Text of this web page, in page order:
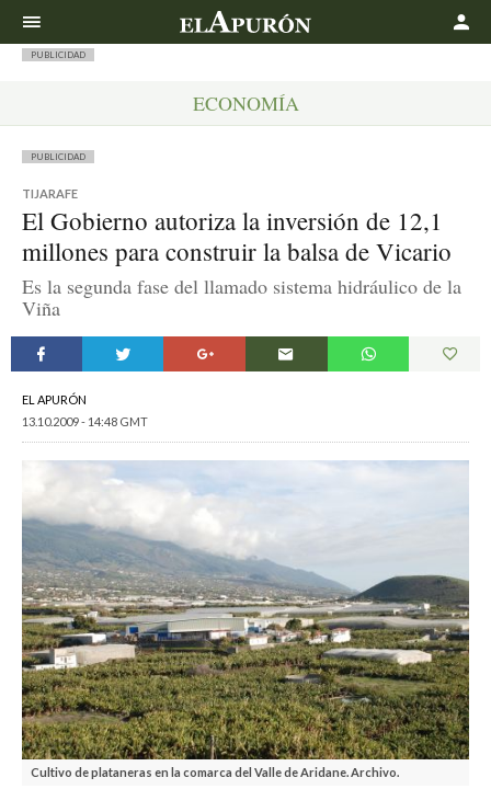
PUBLICIDAD
ECONOMÍA
PUBLICIDAD
TIJARAFE
El Gobierno autoriza la inversión de 12,1
millones para construir la balsa de Vicario
Es la segunda fase del llamado sistema hidráulico de la
Viña
EL APURÓN
13.10.2009 - 14:48 GMT
Cultivo de plataneras en la comarca del Valle de Aridane. Archivo.